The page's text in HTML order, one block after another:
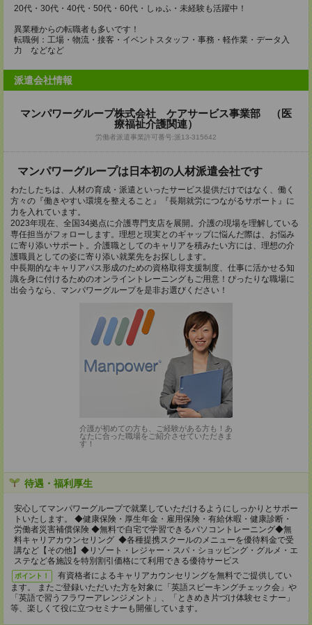
20代・30代・40代・50代・60代・しゅふ・未経験も活躍中！
異業種からの転職者も多いです！
転職例：工場・物流・接客・イベントスタッフ・事務・軽作業・データ入
力 などなど
派遣会社情報
マンパワーグループ株式会社 ケアサービス事業部 （医
療福祉介護関連）
労働者派遣事業許可番号:派13-315642
マンパワーグループは日本初の人材派遣会社です
わたしたちは、人材の育成・派遣といったサービス提供だけではなく、働く
方々の『働きやすい環境を整えること』『長期就労につながるサポート』に
力を入れています。
2023年現在、全国34拠点に介護専門支店を展開。介護の現場を理解している
専任担当がフォローします。理想と現実とのギャップに悩んだ際は、お悩み
に寄り添いサポート。介護職としてのキャリアを積みたい方には、理想の介
護職員としての姿に寄り添い就業先をお探しします。
中長期的なキャリアパス形成のための資格取得支援制度、仕事に活かせる知
識を身に付けるためのオンライントレーニングもご用意！ぴったりな職場に
出会うなら、マンパワーグループを是非お選びください！
介護が初めての方も、ご経験がある方も！あ
なたに合った職場をご紹介させていただきま
す！
待遇・福利厚生
安心してマンパワーグループで就業していただけるようにしっかりとサポー
トいたします。 ◆健康保険・厚生年金・雇用保険・有給休暇・健康診断・
労働者災害補償保険 ◆無料で自宅で学習できるパソコントレーニング◆無
料キャリアカウンセリング ◆各種提携スクールのメニューを優待料金で受
講など【その他】◆リゾート・レジャー・スパ・ショッピング・グルメ・エ
ステなど各施設を特別割引価格にて利用できる優待サービス
ポイント！
有資格者によるキャリアカウンセリングを無料でご提供してい
ます。 またご登録いただいた方を対象に「英語スピーキングチェック会」や
「英語で習うフラワーアレンジメント」、「ときめき片づけ体験セミナー」
等、楽しくて役に立つセミナーも開催しています。